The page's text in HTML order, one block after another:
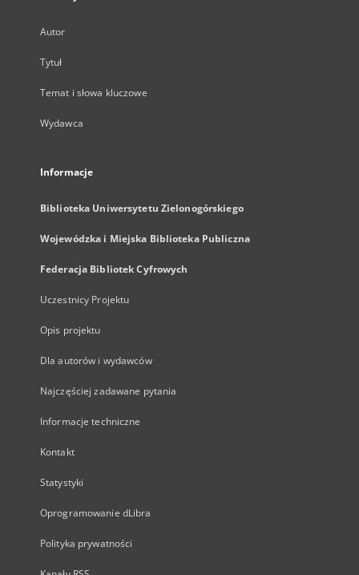
Autor
Tytuł
Temat i słowa kluczowe
Wydawca
Informacje
Biblioteka Uniwersytetu Zielonogórskiego
Wojewódzka i Miejska Biblioteka Publiczna
Federacja Bibliotek Cyfrowych
Uczestnicy Projektu
Opis projektu
Dla autorów i wydawców
Najczęściej zadawane pytania
Informacje techniczne
Kontakt
Statystyki
Oprogramowanie dLibra
Polityka prywatności